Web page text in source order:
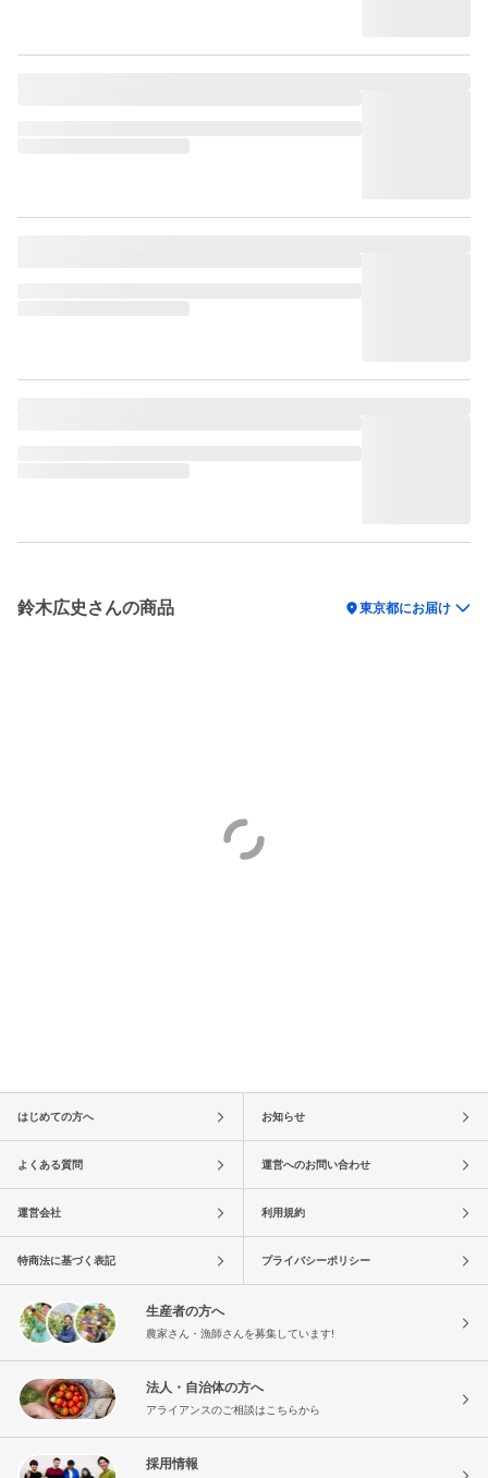
鈴木広史さんの商品 location_on東京都にお届け
はじめての方へ お知らせ
よくある質問 運営へのお問い合わせ
運営会社 利用規約
特商法に基づく表記 プライバシーポリシー
生産者の方へ
農家さん・漁師さんを募集しています!
法人・自治体の方へ
アライアンスのご相談はこちらから
採用情報